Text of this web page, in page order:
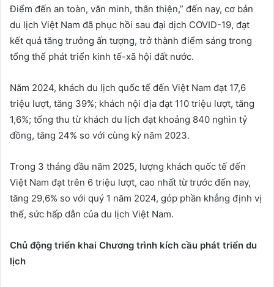
Điểm đến an toàn, văn minh, thân thiện,” đến nay, cơ bản
du lịch Việt Nam đã phục hồi sau đại dịch COVID-19, đạt
kết quả tăng trưởng ấn tượng, trở thành điểm sáng trong
tổng thể phát triển kinh tế-xã hội đất nước.
Năm 2024, khách du lịch quốc tế đến Việt Nam đạt 17,6
triệu lượt, tăng 39%; khách nội địa đạt 110 triệu lượt, tăng
1,6%; tổng thu từ khách du lịch đạt khoảng 840 nghìn tỷ
đồng, tăng 24% so với cùng kỳ năm 2023.
Trong 3 tháng đầu năm 2025, lượng khách quốc tế đến
Việt Nam đạt trên 6 triệu lượt, cao nhất từ trước đến nay,
tăng 29,6% so với quý 1 năm 2024, góp phần khẳng định vị
thế, sức hấp dẫn của du lịch Việt Nam.
Chủ động triển khai Chương trình kích cầu phát triển du
lịch